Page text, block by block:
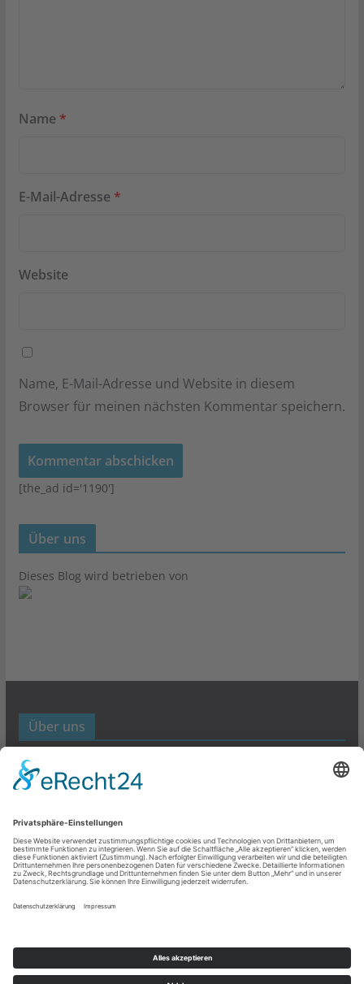
Name *
E-Mail-Adresse *
Website
Name, E-Mail-Adresse und Website in diesem
Browser für meinen nächsten Kommentar speichern.
[the_ad id='1190']
Über uns
Dieses Blog wird betrieben von
Über uns
Werbund- und Marketing Blog
Links
Datenschutz
Impressum
Werbung- und Marketing
vorbehalten.